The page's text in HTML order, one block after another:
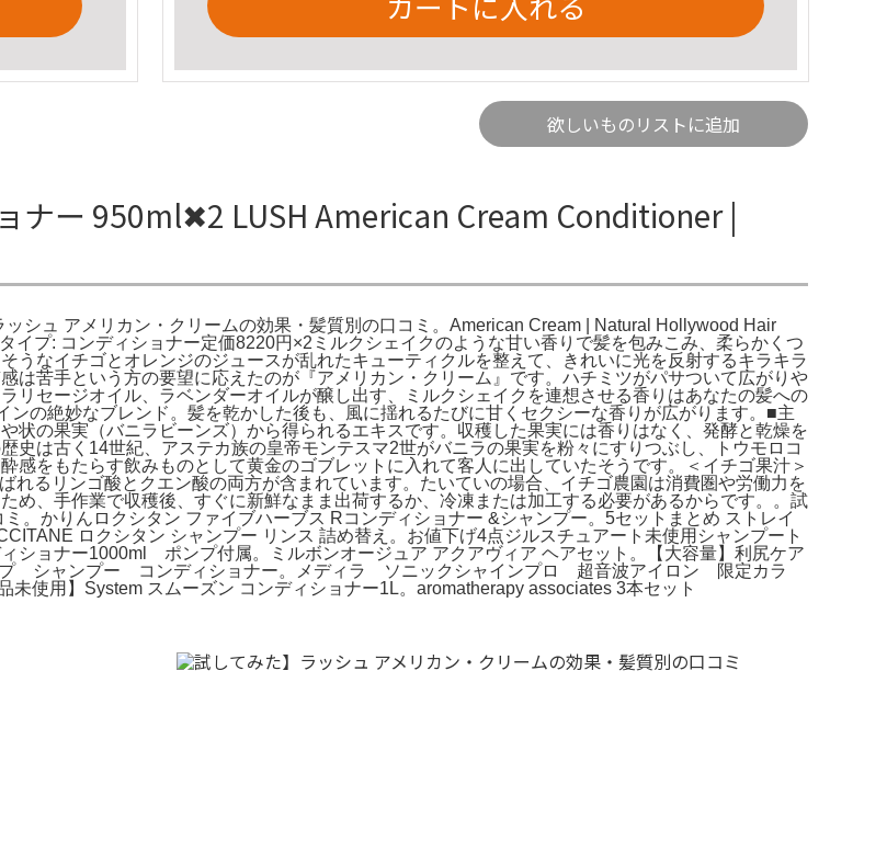
欲しいものリストに追加
ナー 950ml✖︎2 LUSH American Cream Conditioner |
シュ アメリカン・クリームの効果・髪質別の口コミ。American Cream | Natural Hollywood Hair
プ: コンディショナー定価8220円×2ミルクシェイクのような甘い香りで髪を包みこみ、柔らかくつ
うなイチゴとオレンジのジュースが乱れたキューティクルを整えて、きれいに光を反射するキラキラ
は苦手という方の要望に応えたのが『アメリカン・クリーム』です。ハチミツがパサついて広がりや
リセージオイル、ラベンダーオイルが醸し出す、ミルクシェイクを連想させる香りはあなたの髪への
の絶妙なブレンド。髪を乾かした後も、風に揺れるたびに甘くセクシーな香りが広がります。■主
状の果実（バニラビーンズ）から得られるエキスです。収穫した果実には香りはなく、発酵と乾燥を
史は古く14世紀、アステカ族の皇帝モンテスマ2世がバニラの果実を粉々にすりつぶし、トウモロコ
感をもたらす飲みものとして黄金のゴブレットに入れて客人に出していたそうです。＜イチゴ果汁＞
るリンゴ酸とクエン酸の両方が含まれています。たいていの場合、イチゴ農園は消費圏や労働力を
め、手作業で収穫後、すぐに新鮮なまま出荷するか、冷凍または加工する必要があるからです。。試
。かりんロクシタン ファイブハーブス Rコンディショナー &シャンプー。5セットまとめ ストレイ
ロクシタン シャンプー リンス 詰め替え。お値下げ4点ジルスチュアート未使用シャンプート
ショナー1000ml ポンプ付属。ミルボンオージュア アクアヴィア ヘアセット。【大容量】利尻ケア
プ シャンプー コンディショナー。メディラ ソニックシャインプロ 超音波アイロン 限定カラ
使用】System スムーズン コンディショナー1L。aromatherapy associates 3本セット